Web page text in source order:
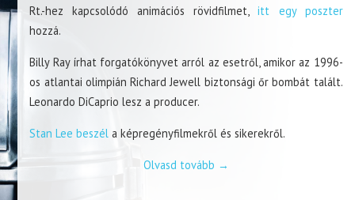
Rt.-hez kapcsolódó animációs rövidfilmet,itt egy poszter
hozzá.
Billy Ray írhat forgatókönyvet arról az esetről, amikor az 1996-
os atlantai olimpián Richard Jewell biztonsági őr bombát talált.
Leonardo DiCaprio lesz a producer.
Stan Lee beszél a képregényfilmekről és sikerekről.
Olvasd tovább →